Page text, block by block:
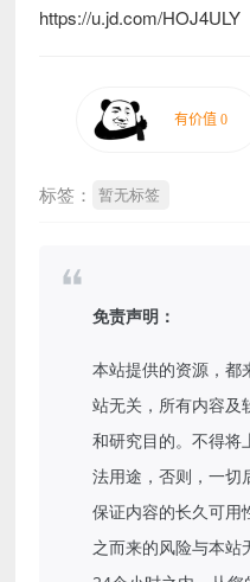
https://u.jd.com/HOJ4ULY
标签： 暂无标签
免责声明：
本站提供的资源，都
站无关，所有内容及
和研究目的。不得将
法用途，否则，一切
保证内容的长久可用
之而来的风险与本站